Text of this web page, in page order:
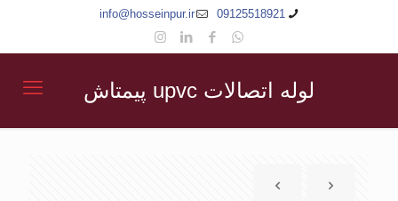
09125518921
info@hosseinpur.ir
لوله اتصالات upvc پیمتاش